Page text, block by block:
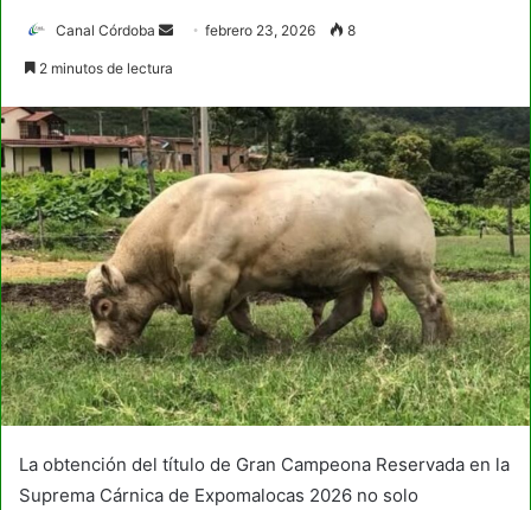
Canal Córdoba
Sendfebrero 23, 2026 8
2 minutos de lectura
La obtención del título de Gran Campeona Reservada en la
Suprema Cárnica de Expomalocas 2026 no solo